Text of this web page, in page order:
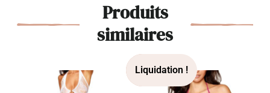
Produits
similaires